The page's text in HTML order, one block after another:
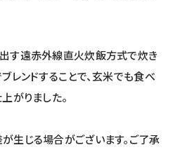
す遠赤外線直火炊飯方式で炊き
レンドすることで、玄米でも食べ
がりました。
生じる場合がございます。ご了承